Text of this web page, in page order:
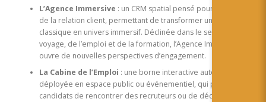
L’Agence Immersive : un CRM spatial pensé pour les métiers
de la relation client, permettant de transformer une interface
classique en univers immersif. Déclinée dans le secteur du
voyage, de l’emploi et de la formation, l’Agence Immersive
ouvre de nouvelles perspectives d’engagement.
La Cabine de l’Emploi : une borne interactive autonome,
déployée en espace public ou événementiel, qui permet à des
candidats de rencontrer des recruteurs ou de découvrir des